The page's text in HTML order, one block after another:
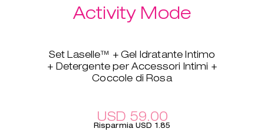
Activity Mode
Set Laselle™ + Gel Idratante Intimo
+ Detergente per Accessori Intimi +
Coccole di Rosa
pelvico. Con i pesetti vaginali
Laselle™, puoi scegliere le tue
USD 59.00
Risparmia USD 1.85